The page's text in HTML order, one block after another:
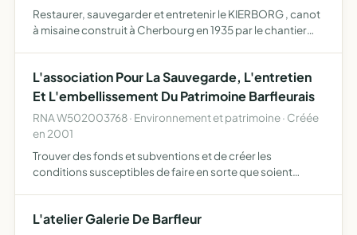
Restaurer, sauvegarder et entretenir le KIERBORG , canot
à misaine construit à Cherbourg en 1935 par le chantier
L'association Pour La Sauvegarde, L'entretien
Et L'embellissement Du Patrimoine Barfleurais
RNA W502003768 · Environnement et patrimoine · Créée
en 2001
Trouver des fonds et subventions et de créer les
conditions susceptibles de faire en sorte que soient
extérieures etc.…
L'atelier Galerie De Barfleur